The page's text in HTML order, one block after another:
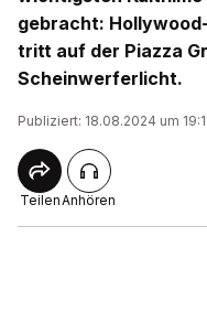
gebracht:
tritt auf der Piazza
Scheinwerferlicht.
Publiziert: 18.08.2024 um
TeilenAnhören